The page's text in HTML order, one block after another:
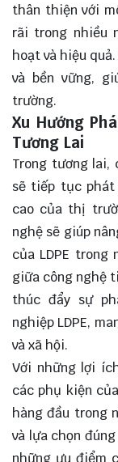
thân thiện với
rãi trong nhiều
hoạt và hiệu
và bền vững,
trường.
Xu Hướng
Tương Lai
Trong tương lai,
sẽ tiếp tục phát
cao của thị
nghệ sẽ giúp
của LDPE
giữa công nghệ
thúc đẩy sự
nghiệp LDPE,
và xã hội.
Với những lợi
các phụ kiện
hàng đầu trong
và lựa chọn
những ưu điểm